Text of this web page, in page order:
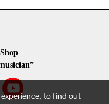
experience, to find out